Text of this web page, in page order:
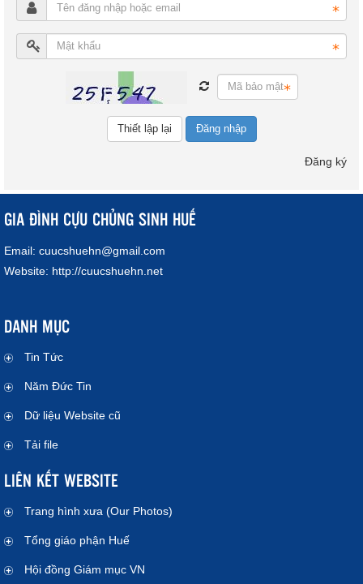
Đăng nhập
Đăng ký
GIA ĐÌNH CỰU CHỦNG SINH HUẾ
Email: cuucshuehn@gmail.com
Website: http://cuucshuehn.net
DANH MỤC
Tin Tức
Năm Đức Tin
Dữ liệu Website cũ
Tải file
LIÊN KẾT WEBSITE
Trang hình xưa (Our Photos)
Tổng giáo phận Huế
Hội đồng Giám mục VN